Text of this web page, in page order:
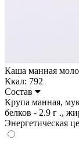
Каша манная
Ккал: 792
Состав
Крупа манная,
белков - 2.9 г .,
Энергетическая